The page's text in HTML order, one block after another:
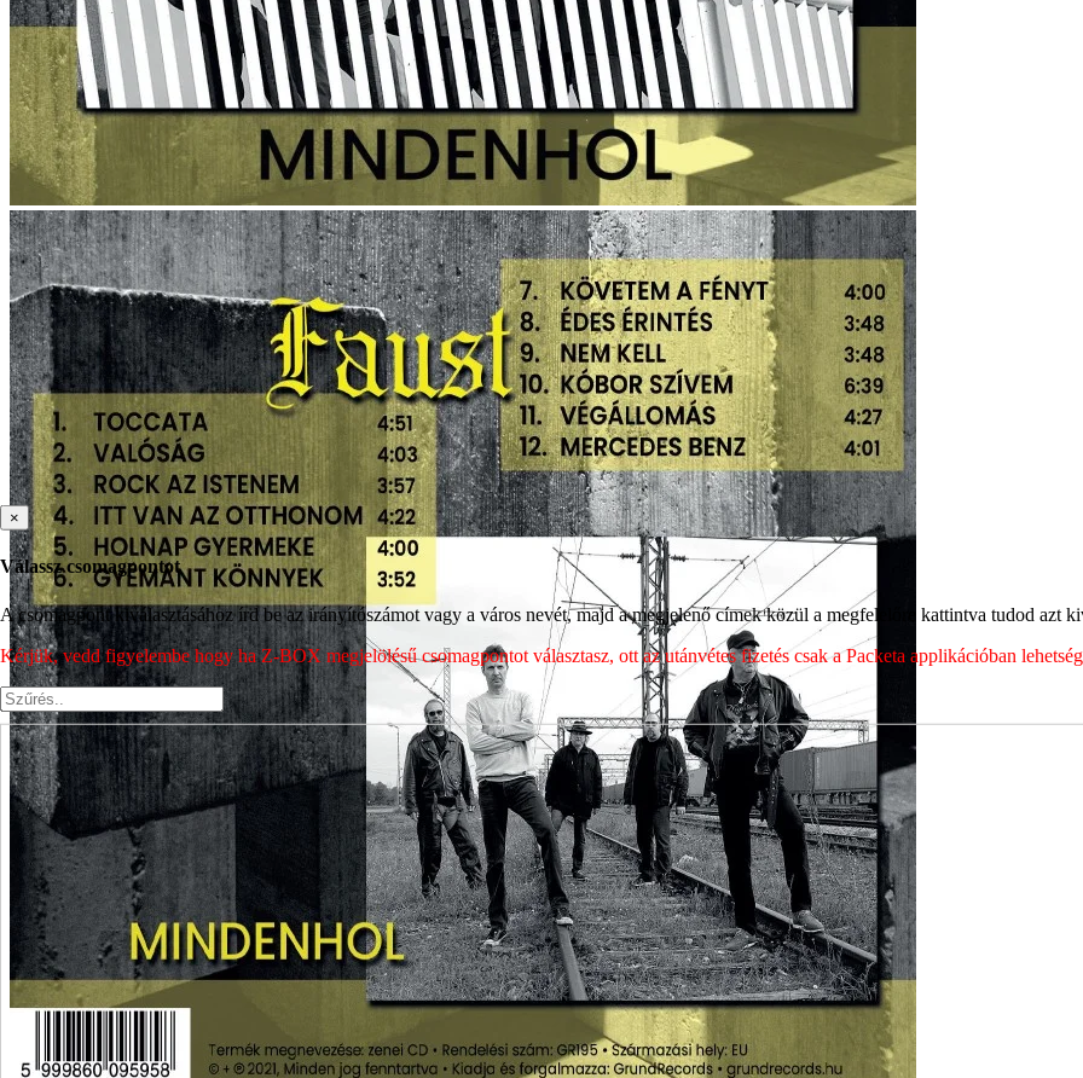
×
Válassz csomagpontot
A csomagpont kiválasztásához írd be az irányítószámot vagy a város nevét, majd a megjelenő címek közül a megfelelőre kattintva tudod azt
Kérjük, vedd figyelembe hogy ha Z-BOX megjelölésű csomagpontot választasz, ott az utánvétes fizetés csak a Packeta applikációban